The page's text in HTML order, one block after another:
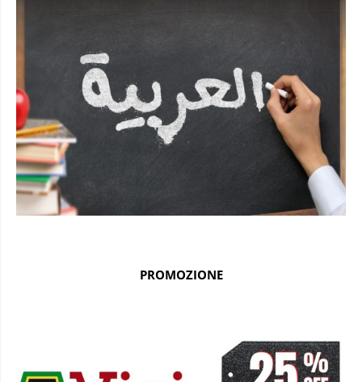
PROMOZIONE